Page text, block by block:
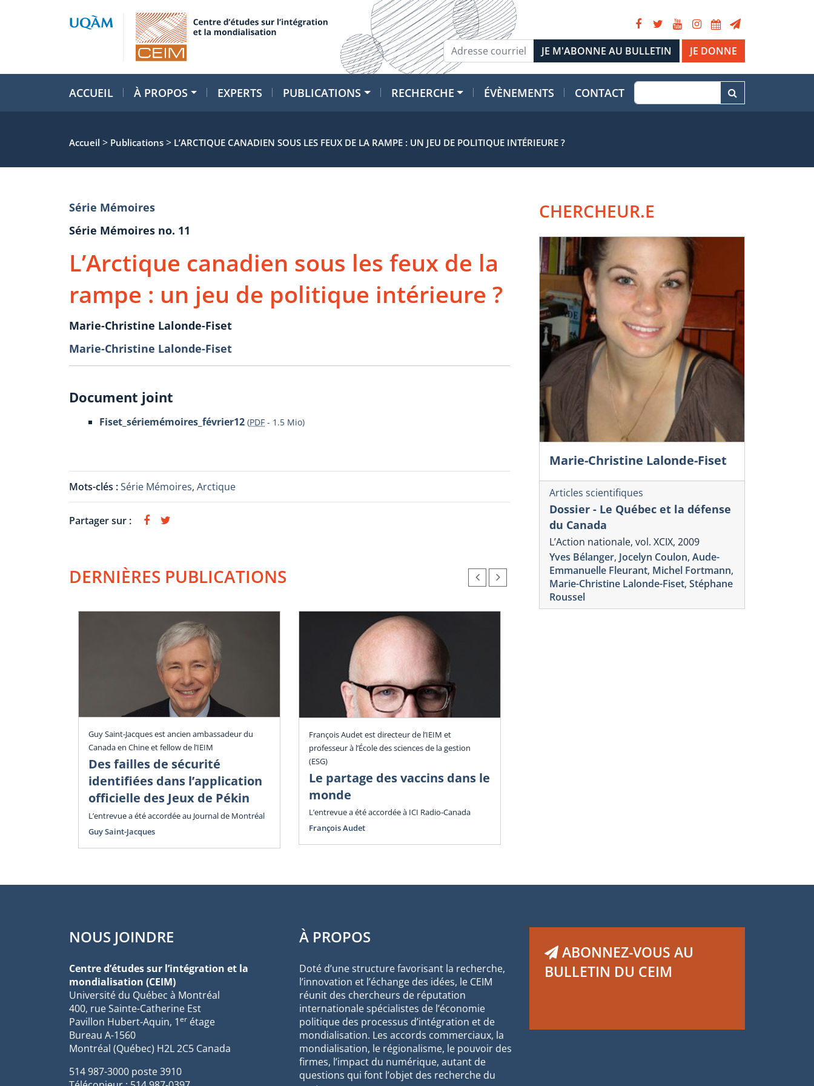
JE DONNE
ACCUEIL À PROPOS EXPERTS PUBLICATIONS RECHERCHE ÉVÈNEMENTS CONTACT
Accueil > Publications > L’ARCTIQUE CANADIEN SOUS LES FEUX DE LA RAMPE : UN JEU DE POLITIQUE INTÉRIEURE ?
Série Mémoires
Série Mémoires no. 11
L’Arctique canadien sous les feux de la
rampe : un jeu de politique intérieure ?
Marie-Christine Lalonde-Fiset
Marie-Christine Lalonde-Fiset
Document joint
Fiset_sériemémoires_février12 (PDF - 1.5 Mio)
Mots-clés :Série Mémoires, Arctique
Partager sur :
DERNIÈRES PUBLICATIONS
Guy Saint-Jacques est ancien ambassadeur du
Canada en Chine et fellow de l’IEIM
Des failles de sécurité
identifiées dans l’application
officielle des Jeux de Pékin
L’entrevue a été accordée au Journal de Montréal
Guy Saint-Jacques
François Audet est directeur de l’IEIM et
professeur à l’École des sciences de la gestion
(ESG)
Le partage des vaccins dans le
monde
L’entrevue a été accordée à ICI Radio-Canada
François Audet
CHERCHEUR.E
Marie-Christine Lalonde-Fiset
Articles scientifiques
Dossier - Le Québec et la défense
du Canada
L’Action nationale, vol. XCIX, 2009
Yves Bélanger, Jocelyn Coulon, Aude-
Emmanuelle Fleurant, Michel Fortmann,
Marie-Christine Lalonde-Fiset, Stéphane
Roussel
NOUS JOINDRE
Centre d’études sur l’intégration et la
mondialisation (CEIM)
Université du Québec à Montréal
400, rue Sainte-Catherine Est
Pavillon Hubert-Aquin, 1er étage
Bureau A-1560
Montréal (Québec) H2L 2C5 Canada
514 987-3000 poste 3910
À PROPOS
Doté d’une structure favorisant la recherche,
l’innovation et l’échange des idées, le CEIM
réunit des chercheurs de réputation
internationale spécialistes de l’économie
politique des processus d’intégration et de
mondialisation. Les accords commerciaux, la
mondialisation, le régionalisme, le pouvoir des
firmes, l’impact du numérique, autant de
questions qui font l’objet des recherche du
ABONNEZ-VOUS AU
BULLETIN DU CEIM